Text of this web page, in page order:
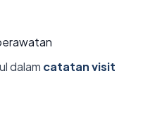
dalam catatan visit